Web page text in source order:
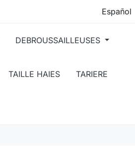
DEBROUSSAILLEUSES
TAILLE HAIES TARIERE